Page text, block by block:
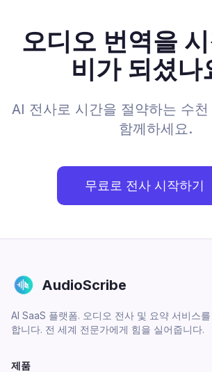
오디오 번역을
비가 되셨나
AI 전사로 시간을 절약하는 수
함께하세요.
무료로 전사 시작하기
AudioScribe
AI SaaS 플랫폼. 오디오 전사 및 요약 서비스
합니다. 전 세계 전문가에게 힘을 실어줍니다.
제품